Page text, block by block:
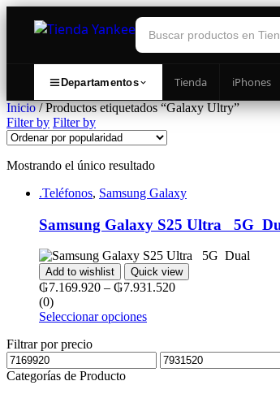
Departamentos Tienda iPhones
Inicio/ Productos etiquetados “Galaxy Ultry”
Filter by Filter by
Mostrando el único resultado
.Teléfonos, Samsung Galaxy
Samsung Galaxy S25 Ultra ‎ ‎ 5G
Add to wishlist Quick view
₲7.169.920 – ₲7.931.520
(0)
Seleccionar opciones
Filtrar por precio
Categorías de Producto